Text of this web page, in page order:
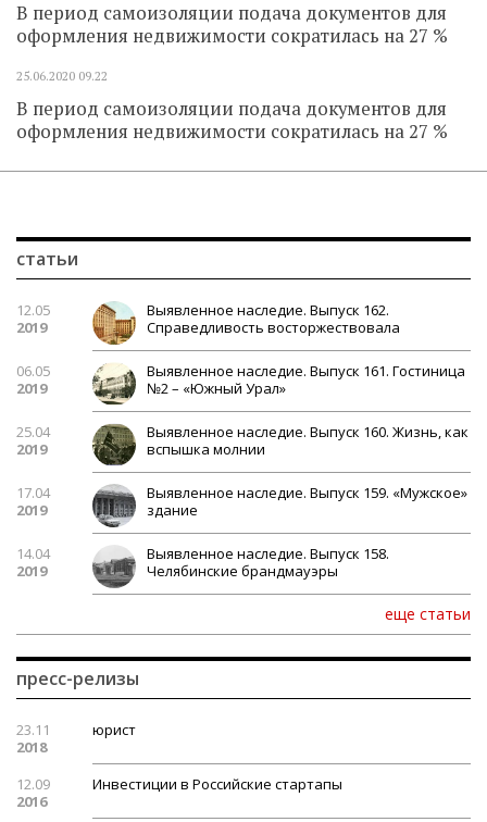
В период самоизоляции подача документов для
оформления недвижимости сократилась на 27 %
25.06.2020 09.22
В период самоизоляции подача документов для
оформления недвижимости сократилась на 27 %
статьи
12.05
2019
Выявленное наследие. Выпуск 162.
Справедливость восторжествовала
06.05
2019
Выявленное наследие. Выпуск 161. Гостиница
№2 – «Южный Урал»
25.04
2019
Выявленное наследие. Выпуск 160. Жизнь, как
вспышка молнии
17.04
2019
Выявленное наследие. Выпуск 159. «Мужское»
здание
14.04
2019
Выявленное наследие. Выпуск 158.
Челябинские брандмауэры
еще статьи
пресс-релизы
23.11
2018
юрист
12.09
2016
Инвестиции в Российские стартапы